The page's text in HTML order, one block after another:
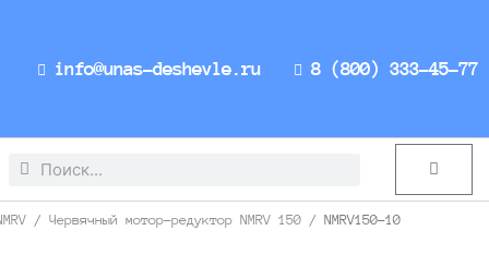
info@unas-deshevle.ru 8 (800) 333-45-77
Search
Search Cart
/ Червячный мотор-редуктор NMRV 150 / NMRV150-10